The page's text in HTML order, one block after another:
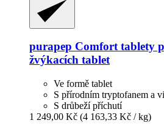
purapep Comfort tablety
žvýkacích tablet
Ve formě tablet
S přírodním tryptofanem a
S drůbeží příchutí
1 249,00 Kč (4 163,33 Kč / kg)